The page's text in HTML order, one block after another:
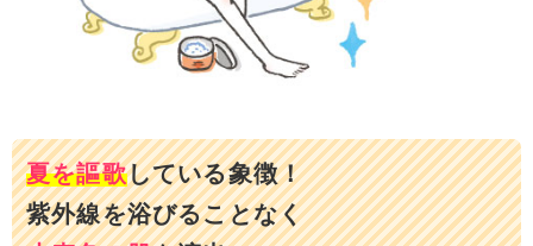
夏を謳歌している象徴！
紫外線を浴びることなく